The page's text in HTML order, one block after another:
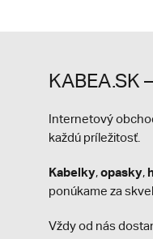
KABEA.SK
Internetový
každú príležitosť.
Kabelky,opasky,
ponúkame za
Vždy od nás